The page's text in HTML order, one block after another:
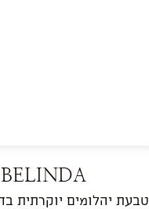
BELINDA
טבעת יהלומים יוקרתית